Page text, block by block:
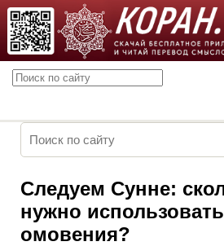
Следуем Сунне:
нужно
омовения?